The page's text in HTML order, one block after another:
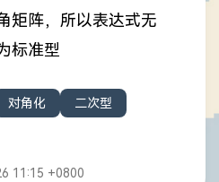
矩阵，所以表达式无
标准型
对角化
二次型
11:15 +0800